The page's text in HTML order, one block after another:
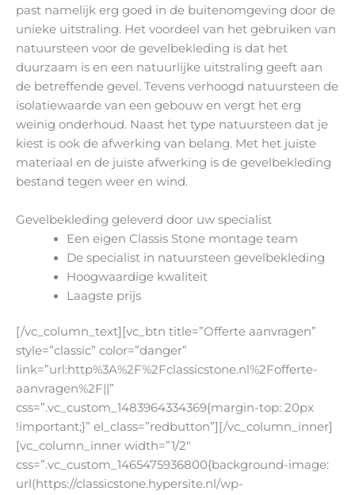
past namelijk erg goed in de buitenomgeving door de
unieke uitstraling. Het voordeel van het gebruiken van
natuursteen voor de gevelbekleding is dat het
duurzaam is en een natuurlijke uitstraling geeft aan
de betreffende gevel. Tevens verhoogd natuursteen de
isolatiewaarde van een gebouw en vergt het erg
weinig onderhoud. Naast het type natuursteen dat je
kiest is ook de afwerking van belang. Met het juiste
materiaal en de juiste afwerking is de gevelbekleding
bestand tegen weer en wind.
Gevelbekleding geleverd door uw specialist
Een eigen Classis Stone montage team
De specialist in natuursteen gevelbekleding
Hoogwaardige kwaliteit
Laagste prijs
[/vc_column_text][vc_btn title=”Offerte aanvragen”
style=”classic” color=”danger”
link=”url:http%3A%2F%2Fclassicstone.nl%2Fofferte-
aanvragen%2F||”
css=”.vc_custom_1483964334369{margin-top: 20px
!important;}” el_class=”redbutton”][/vc_column_inner]
[vc_column_inner width=”1/2″
css=”.vc_custom_1465475936800{background-image:
url(https://classicstone.hypersite.nl/wp-